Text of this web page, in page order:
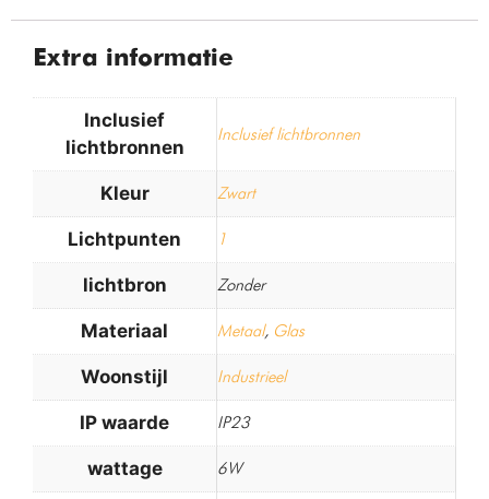
Extra informatie
Inclusief
lichtbronnen
Inclusief lichtbronnen
Kleur Zwart
Lichtpunten 1
lichtbron Zonder
Materiaal Metaal, Glas
Woonstijl Industrieel
IP waarde IP23
wattage 6W